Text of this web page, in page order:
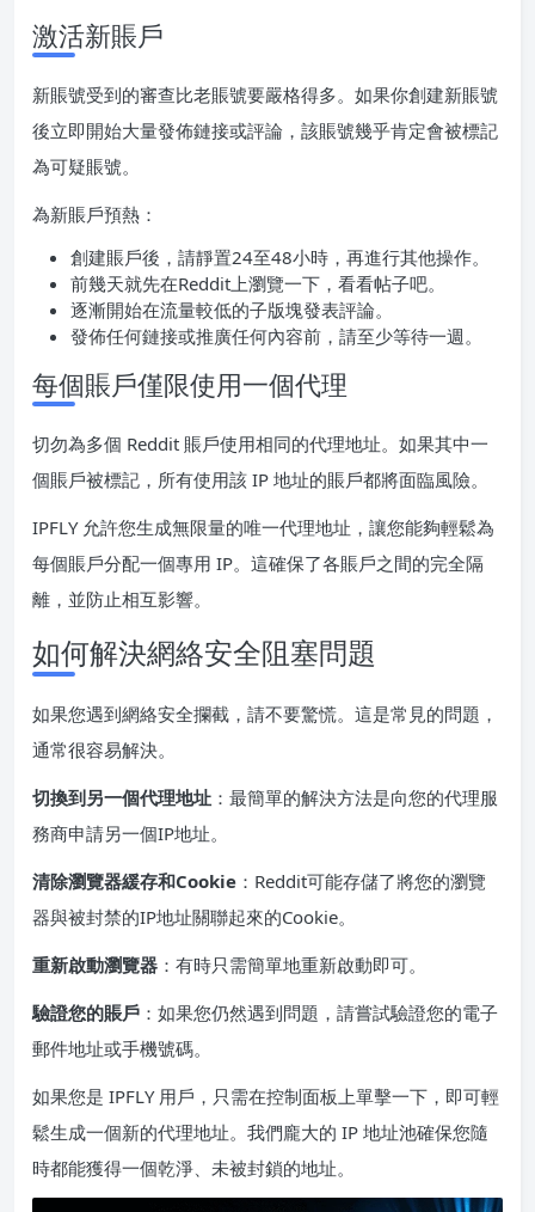
激活新賬戶
新賬號受到的審查比老賬號要嚴格得多。如果你創建新賬號
後立即開始大量發佈鏈接或評論，該賬號幾乎肯定會被標記
為可疑賬號。
為新賬戶預熱：
創建賬戶後，請靜置24至48小時，再進行其他操作。
前幾天就先在Reddit上瀏覽一下，看看帖子吧。
逐漸開始在流量較低的子版塊發表評論。
發佈任何鏈接或推廣任何內容前，請至少等待一週。
每個賬戶僅限使用一個代理
切勿為多個 Reddit 賬戶使用相同的代理地址。如果其中一
個賬戶被標記，所有使用該 IP 地址的賬戶都將面臨風險。
IPFLY 允許您生成無限量的唯一代理地址，讓您能夠輕鬆為
每個賬戶分配一個專用 IP。這確保了各賬戶之間的完全隔
離，並防止相互影響。
如何解決網絡安全阻塞問題
如果您遇到網絡安全攔截，請不要驚慌。這是常見的問題，
通常很容易解決。
切換到另一個代理地址 ：最簡單的解決方法是向您的代理服
務商申請另一個IP地址。
清除瀏覽器緩存和Cookie ：Reddit可能存儲了將您的瀏覽
器與被封禁的IP地址關聯起來的Cookie。
重新啟動瀏覽器 ：有時只需簡單地重新啟動即可。
驗證您的賬戶 ：如果您仍然遇到問題，請嘗試驗證您的電子
郵件地址或手機號碼。
如果您是 IPFLY 用戶，只需在控制面板上單擊一下，即可輕
鬆生成一個新的代理地址。我們龐大的 IP 地址池確保您隨
時都能獲得一個乾淨、未被封鎖的地址。